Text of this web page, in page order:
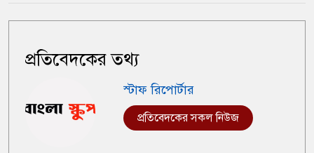
প্রতিবেদকের তথ্য
স্টাফ রিপোর্টার
প্রতিবেদকের সকল নিউজ